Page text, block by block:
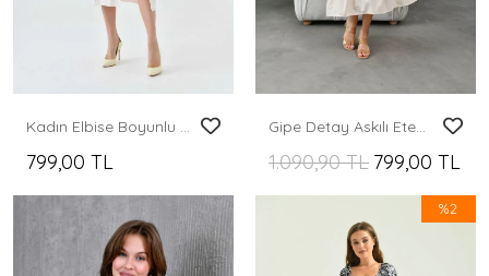
Kadın Elbise Boyunlu Yırtmaçlı Örme Elbise Taş - 10582
799,00 TL
Gipe Detay Askılı Eteği Volanlı Astarlı Dokuma Elbise
1.090,90 TL 799,00 TL
%2